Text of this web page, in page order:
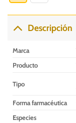
Descripción
Marca
Producto
Tipo
Forma farmacéutica
Especies